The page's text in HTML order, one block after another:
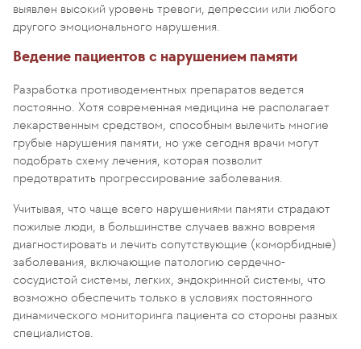
выявлен высокий уровень тревоги, депрессии или любого
другого эмоционального нарушения.
Ведение пациентов с нарушением памяти
Разработка противодементных препаратов ведется
постоянно. Хотя современная медицина не располагает
лекарственным средством, способным вылечить многие
грубые нарушения памяти, но уже сегодня врачи могут
подобрать схему лечения, которая позволит
предотвратить прогрессирование заболевания.
Учитывая, что чаще всего нарушениями памяти страдают
пожилые люди, в большинстве случаев важно вовремя
диагностировать и лечить сопутствующие (коморбидные)
заболевания, включающие патологию сердечно-
сосудистой системы, легких, эндокринной системы, что
возможно обеспечить только в условиях постоянного
динамического мониторинга пациента со стороны разных
специалистов.